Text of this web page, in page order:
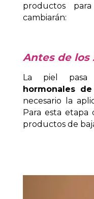
productos
cambiarán:
Antes de los
La piel
hormonales
necesario la
Para esta
productos de